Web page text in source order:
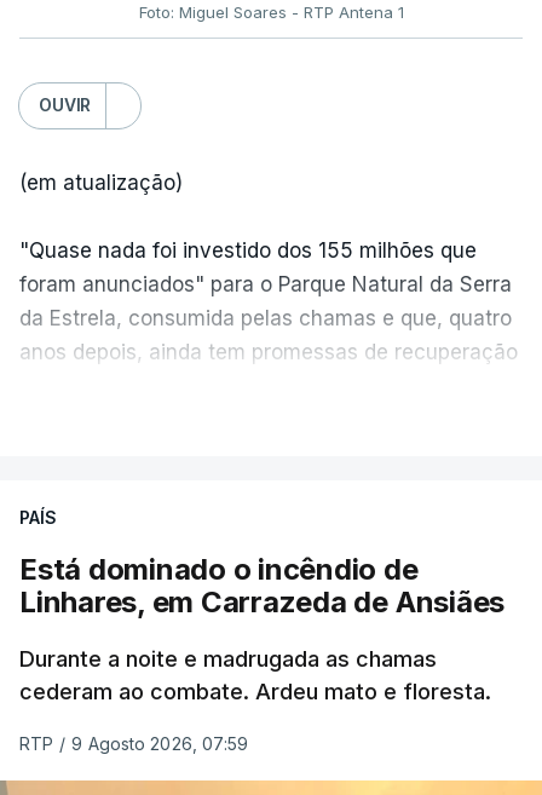
Foto: Miguel Soares - RTP Antena 1
OUVIR
(em atualização)
"Quase nada foi investido dos 155 milhões que
foram anunciados" para o Parque Natural da Serra
da Estrela, consumida pelas chamas e que, quatro
anos depois, ainda tem promessas de recuperação
ESTE CONTEÚDO ESTÁ NESTE
PAÍS
Está dominado o incêndio de
Linhares, em Carrazeda de Ansiães
Durante a noite e madrugada as chamas
cederam ao combate. Ardeu mato e floresta.
RTP / 9 Agosto 2026, 07:59